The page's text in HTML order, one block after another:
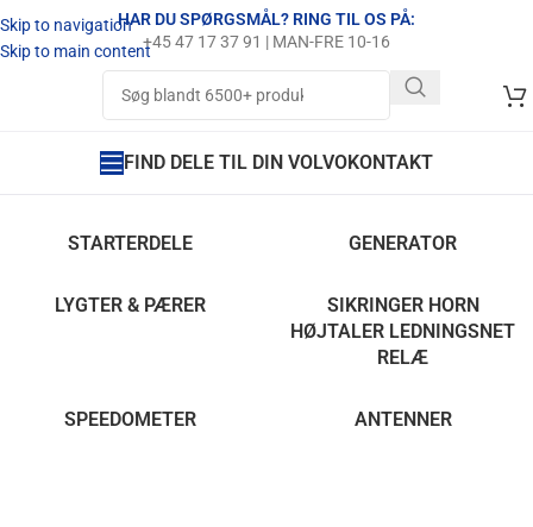
Skip to navigation
Skip to main content
HAR DU SPØRGSMÅL? RING TIL OS PÅ:
+45 47 17 37 91 | MAN-FRE 10-16
FIND DELE TIL DIN VOLVOKONTAKT
STARTERDELE GENERATOR
LYGTER & PÆRER
SIKRINGER HORN
HØJTALER LEDNINGSNET
RELÆ
SPEEDOMETER ANTENNER